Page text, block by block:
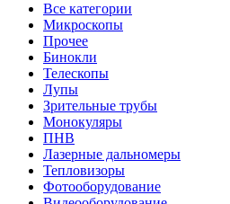
Все категории
Микроскопы
Прочее
Бинокли
Телескопы
Лупы
Зрительные трубы
Монокуляры
ПНВ
Лазерные дальномеры
Тепловизоры
Фотооборудование